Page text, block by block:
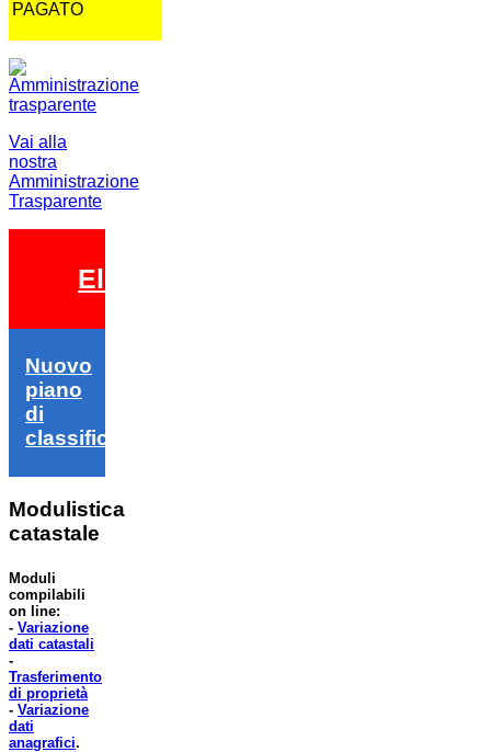
PAGATO
Vai alla
nostra
Amministrazione
Trasparente
Elezioni 2026
Nuovo
piano
di
classifica
Modulistica
catastale
Moduli
compilabili
on line:
- Variazione
dati catastali
-
Trasferimento
di proprietà
- Variazione
dati
anagrafici.